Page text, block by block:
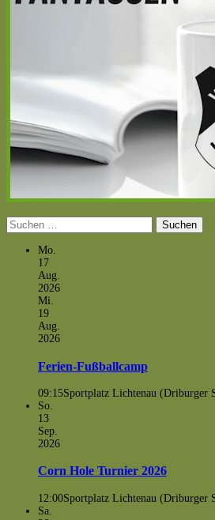
Suchen
nach:
Mo.
17
Aug.
2026
Mi.
19
Aug.
2026
Ferien-Fußballcamp
09:15Sportplatz Lichtenau (Driburger
So.
13
Sep.
2026
Corn Hole Turnier 2026
12:00Sportplatz Lichtenau (Driburger
Sa.